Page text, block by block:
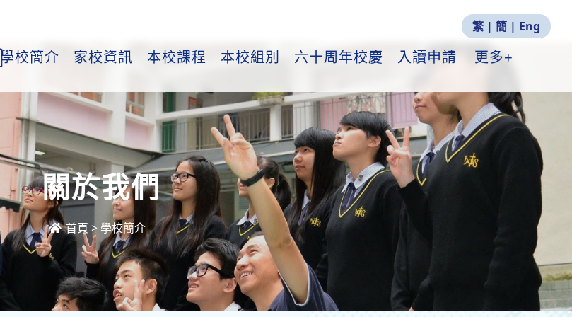
繁 | 簡 | Eng
學校簡介
家校資訊 本校課程 本校組別 六十周年校慶 入讀申請 更多+
關於我們
首頁 > 學校簡介